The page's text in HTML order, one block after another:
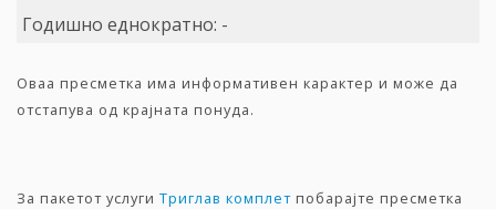
Годишно еднократно: -
Оваа пресметка има информативен карактер и може да
отстапува од крајната понуда.
За пакетот услуги Триглав комплет побарајте пресметка